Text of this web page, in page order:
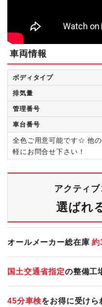
車両情報
ボディタイプ
排気量
管理番号
車台番号
全色ご用意可能です☆ 他
軽にお問合せ下さい！
アクティ
選ばれ
オールメーカー総在庫約
国土交通省指定の整備工
45分車検をお得に受けら